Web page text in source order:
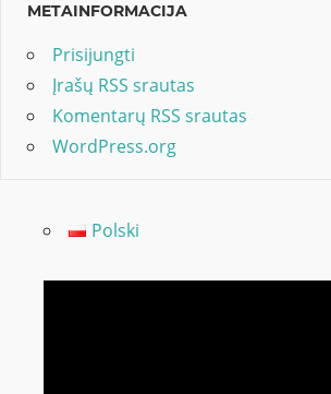
METAINFORMACIJA
Prisijungti
Įrašų RSS srautas
Komentarų RSS srautas
WordPress.org
Polski